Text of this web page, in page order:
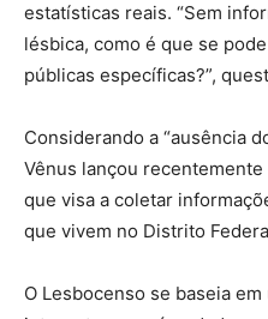
estatísticas reais. “Sem
lésbica, como é que se
públicas específicas?”,
Considerando a “ausência
Vênus lançou recentemente
que visa a coletar
que vivem no Distrito
O Lesbocenso se baseia